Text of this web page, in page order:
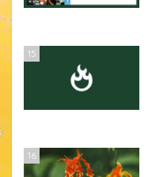
15
16